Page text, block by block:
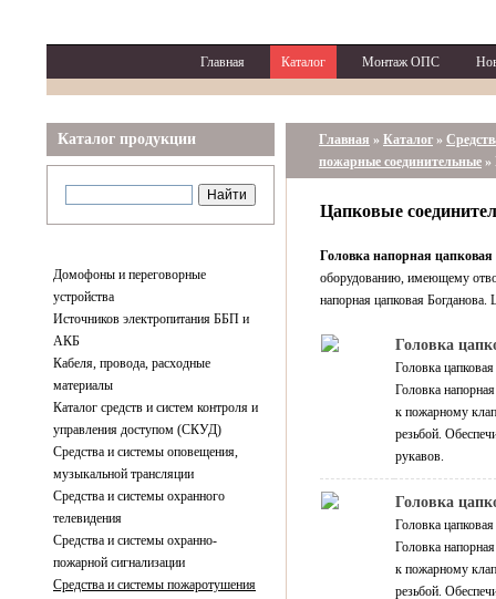
Главная Каталог Монтаж ОПС
Каталог продукции
Домофоны и переговорные
устройства
Источников электропитания ББП и
АКБ
Кабеля, провода, расходные
материалы
Каталог средств и систем контроля и
управления доступом (СКУД)
Средства и системы оповещения,
музыкальной трансляции
Средства и системы охранного
телевидения
Средства и системы охранно-
пожарной сигнализации
Средства и системы пожаротушения
Главная » Каталог »
пожарные соединительные »
Цапковые
Головка напорная
оборудованию, имеющему
напорная цапковая
Головка
Головка
Головка
к пожарному
резьбой.
рукавов.
Головка
Головка
Головка
к пожарному
резьбой.